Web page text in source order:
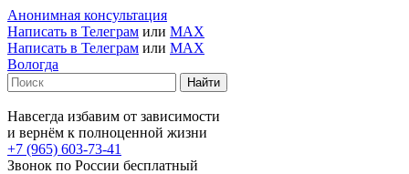
Анонимная консультация
Написать в Телеграм или MAX
Написать в Телеграм или MAX
Вологда
Навсегда избавим от зависимости
и вернём к полноценной жизни
+7 (965) 603-73-41
Звонок по России бесплатный